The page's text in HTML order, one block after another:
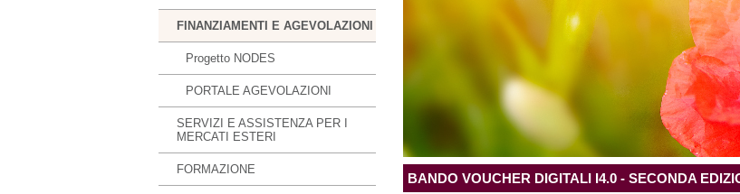
FINANZIAMENTI E AGEVOLAZIONI
Progetto NODES
PORTALE AGEVOLAZIONI
SERVIZI E ASSISTENZA PER I
MERCATI ESTERI
FORMAZIONE
BANDO VOUCHER DIGITALI I4.0 - SECONDA